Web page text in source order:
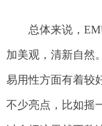
总体来说，
加美观，清新自然
易用性方面有着较
不少亮点，比如摇